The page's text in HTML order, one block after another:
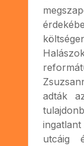
adták
utcáig